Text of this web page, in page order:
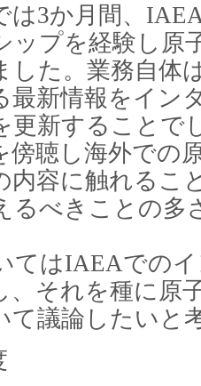
は3か月間、
ップを経験し原
した。業務自体
最新情報をイン
更新することで
傍聴し海外での
内容に触れるこ
るべきことの多
てはIAEAでの
、それを種に原
て議論したいと